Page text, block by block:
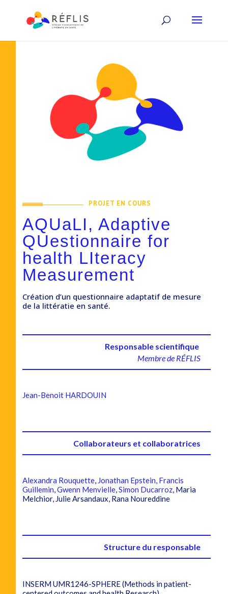
PROJET EN COURS
AQUaLI, Adaptive
QUestionnaire for
health LIteracy
Measurement
Création d’un questionnaire adaptatif de mesure
de la littératie en santé.
Responsable scientifique
Membre de RÉFLIS
Jean-Benoit HARDOUIN
Collaborateurs et collaboratrices
Alexandra Rouquette, Jonathan Epstein, Francis
Guillemin,Gwenn Menvielle,Simon Ducarroz, Maria
Melchior, Julie Arsandaux, Rana Noureddine
Structure du responsable
INSERM UMR1246-SPHERE (Methods in patient-